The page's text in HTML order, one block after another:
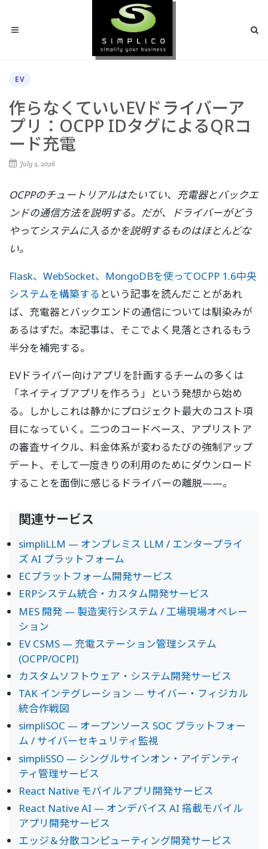
EV
作らなくていいEVドライバーア
プリ：OCPP IDタグによるQRコ
ード充電
July 2, 2026
OCPPのチュートリアルはたいてい、充電器とバックエ
ンドの通信方法を説明する。だが、ドライバーがどう
やってシステムに入るかを説明するものはほとんどな
い。
Flask、WebSocket、MongoDBを使ってOCPP 1.6中央
システムを構築する という記事を読んだことがあれ
ば、充電器とバックエンドの通信については馴染みが
あるはずだ。本記事は、そこでよく見落とされるもう
半分を補完する。
EVドライバー向けアプリを計画するチームの多くは
「ネイティブアプリを作ろう」という発想から始め
る。しかしこれは静かにプロジェクト最大のコスト項
目になっていく。二つのコードベース、アプリストア
の審査サイクル、料金体系が変わるたびの強制アップ
デート、そして一度きりの利用のためにダウンロード
することを面倒に感じるドライバーの離脱——。
関連サービス
simpliLLM — オンプレミス LLM / エンタープライ
ズ AI プラットフォーム
ECプラットフォーム開発サービス
ERPシステム統合・カスタム開発サービス
MES 開発 — 製造実行システム / 工場現場オペレー
ション
EV CSMS — 充電ステーション管理システム
(OCPP/OCPI)
カスタムソフトウェア・システム開発サービス
TAK インテグレーション — サイバー・フィジカル
統合作戦図
simpliSOC — オープンソース SOC プラットフォー
ム / サイバーセキュリティ監視
simpliSSO — シングルサインオン・アイデンティ
ティ管理サービス
React Native モバイルアプリ開発サービス
React Native AI — オンデバイス AI 搭載モバイル
アプリ開発サービス
エッジ＆分散コンピューティング開発サービス